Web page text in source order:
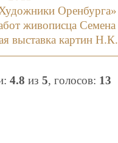
живописца
выставка картин
4.8 из 5, голосов: 13